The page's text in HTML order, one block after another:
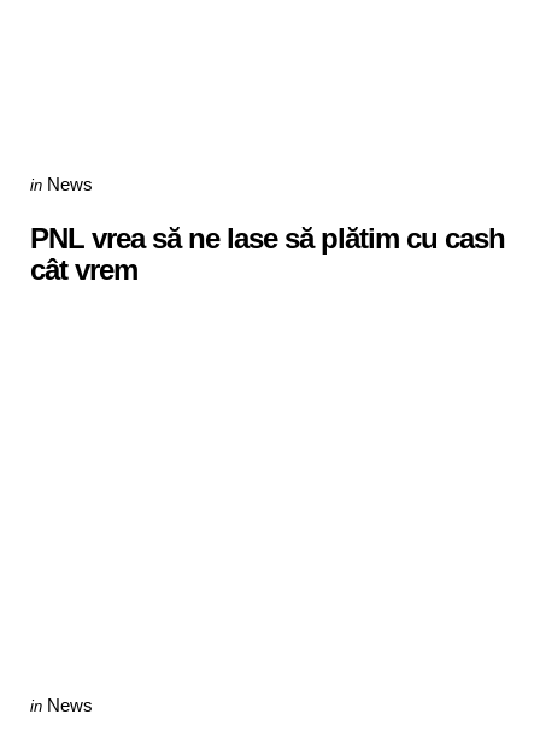
Categories
Posted
in News
PNL vrea să ne lase să plătim cu cash
cât vrem
Categories
Posted
in News